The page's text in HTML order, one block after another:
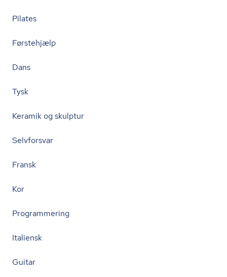
Pilates
Førstehjælp
Dans
Tysk
Keramik og skulptur
Selvforsvar
Fransk
Kor
Programmering
Italiensk
Guitar